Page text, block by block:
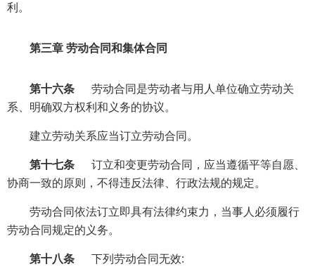
利。
第三章 劳动合同和集体合同
第十六条
劳动合同是劳动者与用人单位确立劳动关
系、明确双方权利和义务的协议。
建立劳动关系应当订立劳动合同。
第十七条
订立和变更劳动合同，应当遵循平等自愿、
协商一致的原则，不得违反法律、行政法规的规定。
劳动合同依法订立即具有法律约束力，当事人必须履行
劳动合同规定的义务。
第十八条
下列劳动合同无效: